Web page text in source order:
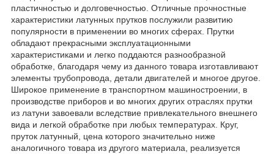
пластичностью и долговечностью. Отличные прочностные
характеристики латунных прутков послужили развитию
популярности в применении во многих сферах. Прутки
обладают прекрасными эксплуатационными
характеристиками и легко поддаются разнообразной
обработке, благодаря чему из данного товара изготавливают
элементы трубопровода, детали двигателей и многое другое.
Широкое применение в транспортном машиностроении, в
производстве приборов и во многих других отраслях прутки
из латуни завоевали вследствие привлекательного внешнего
вида и легкой обработке при любых температурах. Круг,
пруток латунный, цена которого значительно ниже
аналогичного товара из другого материала, реализуется